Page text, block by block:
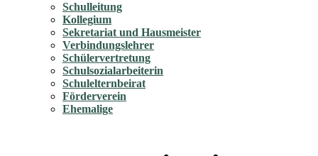
Schulleitung
Kollegium
Sekretariat und Hausmeister
Verbindungslehrer
Schülervertretung
Schulsozialarbeiterin
Schulelternbeirat
Förderverein
Ehemalige